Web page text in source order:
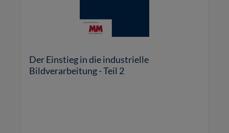
Der Einstieg in die industrielle
Bildverarbeitung - Teil 2